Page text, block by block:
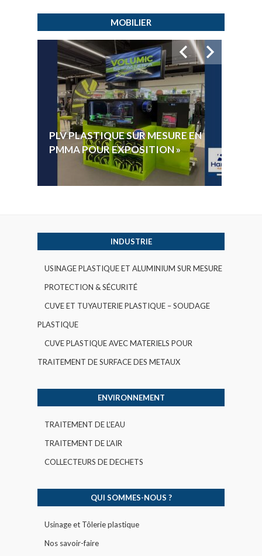
MOBILIER
PLV PLASTIQUE SUR MESURE EN
PMMA POUR EXPOSITION »
INDUSTRIE
USINAGE PLASTIQUE ET ALUMINIUM SUR MESURE
PROTECTION & SÉCURITÉ
CUVE ET TUYAUTERIE PLASTIQUE – SOUDAGE
PLASTIQUE
CUVE PLASTIQUE AVEC MATERIELS POUR
TRAITEMENT DE SURFACE DES METAUX
ENVIRONNEMENT
TRAITEMENT DE L’EAU
TRAITEMENT DE L’AIR
COLLECTEURS DE DECHETS
QUI SOMMES-NOUS ?
Usinage et Tôlerie plastique
Nos savoir-faire